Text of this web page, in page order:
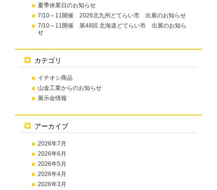
夏季休業日のお知らせ
7/10～11開催 2026北九州どてらい市 出展のお知らせ
7/10～11開催 第48回 北海道どてらい市 出展のお知ら
せ
カテゴリ
イチオシ商品
山金工業からのお知らせ
展示会情報
アーカイブ
2026年7月
2026年6月
2026年5月
2026年4月
2026年3月